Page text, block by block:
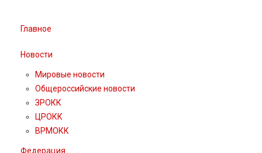
Главное
Новости
Мировые новости
Общероссийские новости
ЗРОКК
ЦРОКК
ВРМОКК
Федерация